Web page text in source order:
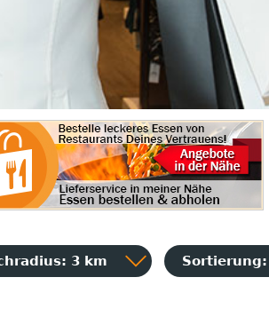
3 km Sortierung: